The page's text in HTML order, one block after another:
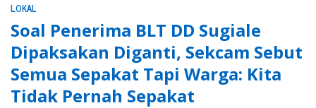
LOKAL
Soal Penerima BLT DD Sugiale
Dipaksakan Diganti, Sekcam Sebut
Semua Sepakat Tapi Warga: Kita
Tidak Pernah Sepakat